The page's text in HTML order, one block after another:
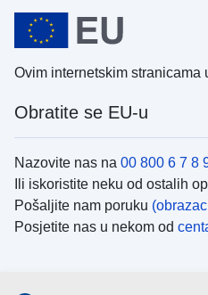
Ovim internetskim stranicama
Obratite se EU-u
Nazovite nas na 00 800 6 7 8
Ili iskoristite neku od ostalih
Pošaljite nam poruku
Posjetite nas u nekom od